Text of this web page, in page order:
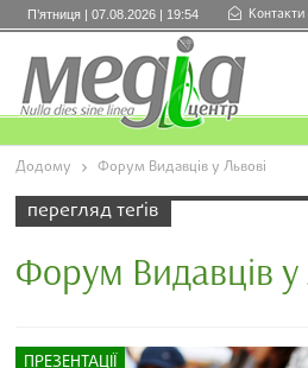
П’ятниця | 07.08.2026 | 19:54 Контакти
Додому Форум Видавців у Львові
перегляд теґів
Форум Видавців у
ПРЕЗЕНТАЦІЇ